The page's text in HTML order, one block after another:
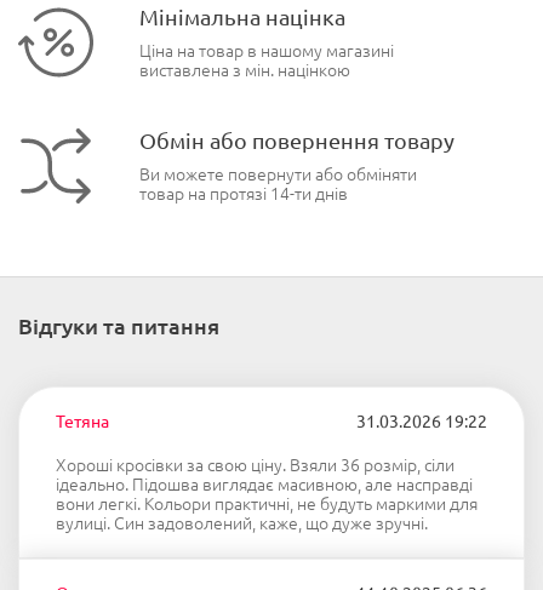
Мінімальна націнка
Ціна на товар в нашому магазині
виставлена з мін. націнкою
Обмін або повернення товару
Ви можете повернути або обміняти
товар на протязі 14-ти днів
Відгуки та питання
Тетяна 31.03.2026 19:22
Хороші кросівки за свою ціну. Взяли 36 розмір, сіли
ідеально. Підошва виглядає масивною, але насправді
вони легкі. Кольори практичні, не будуть маркими для
вулиці. Син задоволений, каже, що дуже зручні.